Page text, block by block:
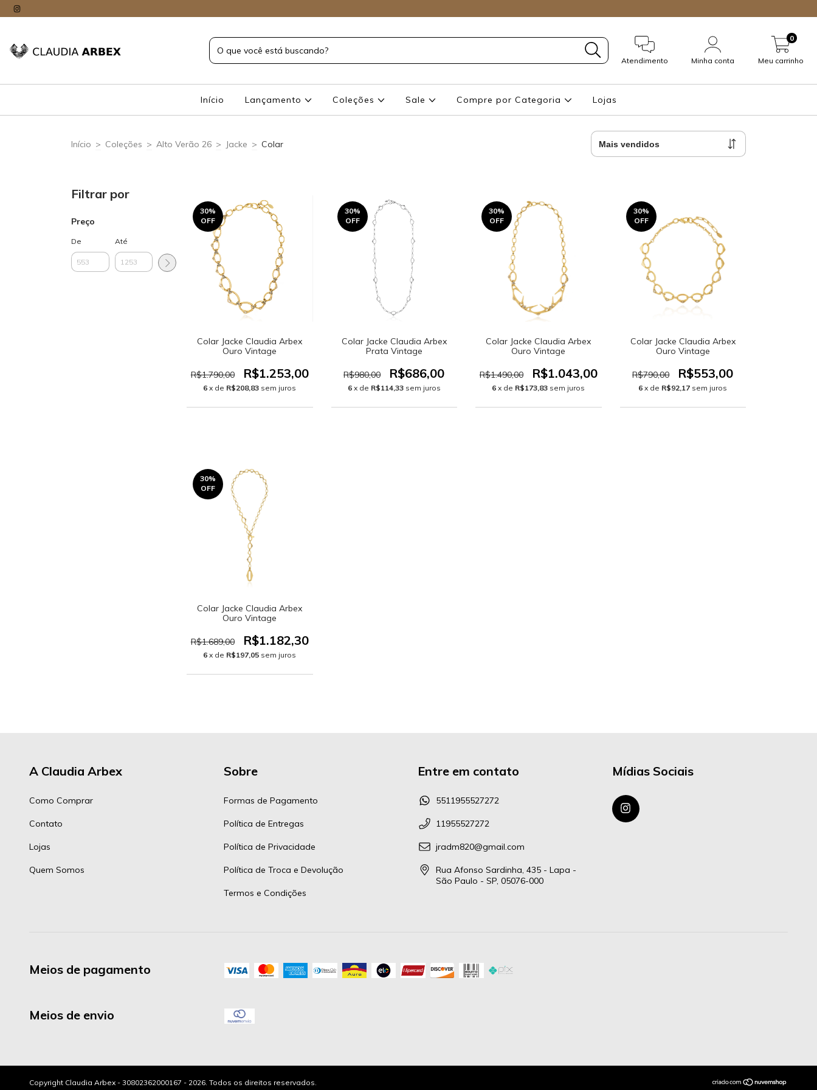
Atendimento Minha conta Meu carrinho
0
Início Lançamento Coleções Sale Compre por Categoria Lojas
Início > Coleções > Alto Verão 26 > Jacke > Colar
Filtrar por
Preço
De Até
30%
OFF
Colar Jacke Claudia Arbex
Ouro Vintage
R$1.790,00 R$1.253,00
6 x de R$208,83 sem juros
30%
OFF
Colar Jacke Claudia Arbex
Prata Vintage
R$980,00 R$686,00
6 x de R$114,33 sem juros
30%
OFF
Colar Jacke Claudia Arbex
Ouro Vintage
R$1.490,00 R$1.043,00
6 x de R$173,83 sem juros
30%
OFF
Colar Jacke Claudia Arbex
Ouro Vintage
R$790,00 R$553,00
6 x de R$92,17 sem juros
30%
OFF
Colar Jacke Claudia Arbex
Ouro Vintage
R$1.689,00 R$1.182,30
6 x de R$197,05 sem juros
A Claudia Arbex
Como Comprar
Contato
Lojas
Quem Somos
Sobre
Formas de Pagamento
Política de Entregas
Política de Privacidade
Política de Troca e Devolução
Termos e Condições
Entre em contato
5511955527272
11955527272
jradm820@gmail.com
Rua Afonso Sardinha, 435 - Lapa -
São Paulo - SP, 05076-000
Mídias Sociais
Meios de pagamento
Meios de envio
Copyright Claudia Arbex - 30802362000167 - 2026. Todos os direitos reservados.